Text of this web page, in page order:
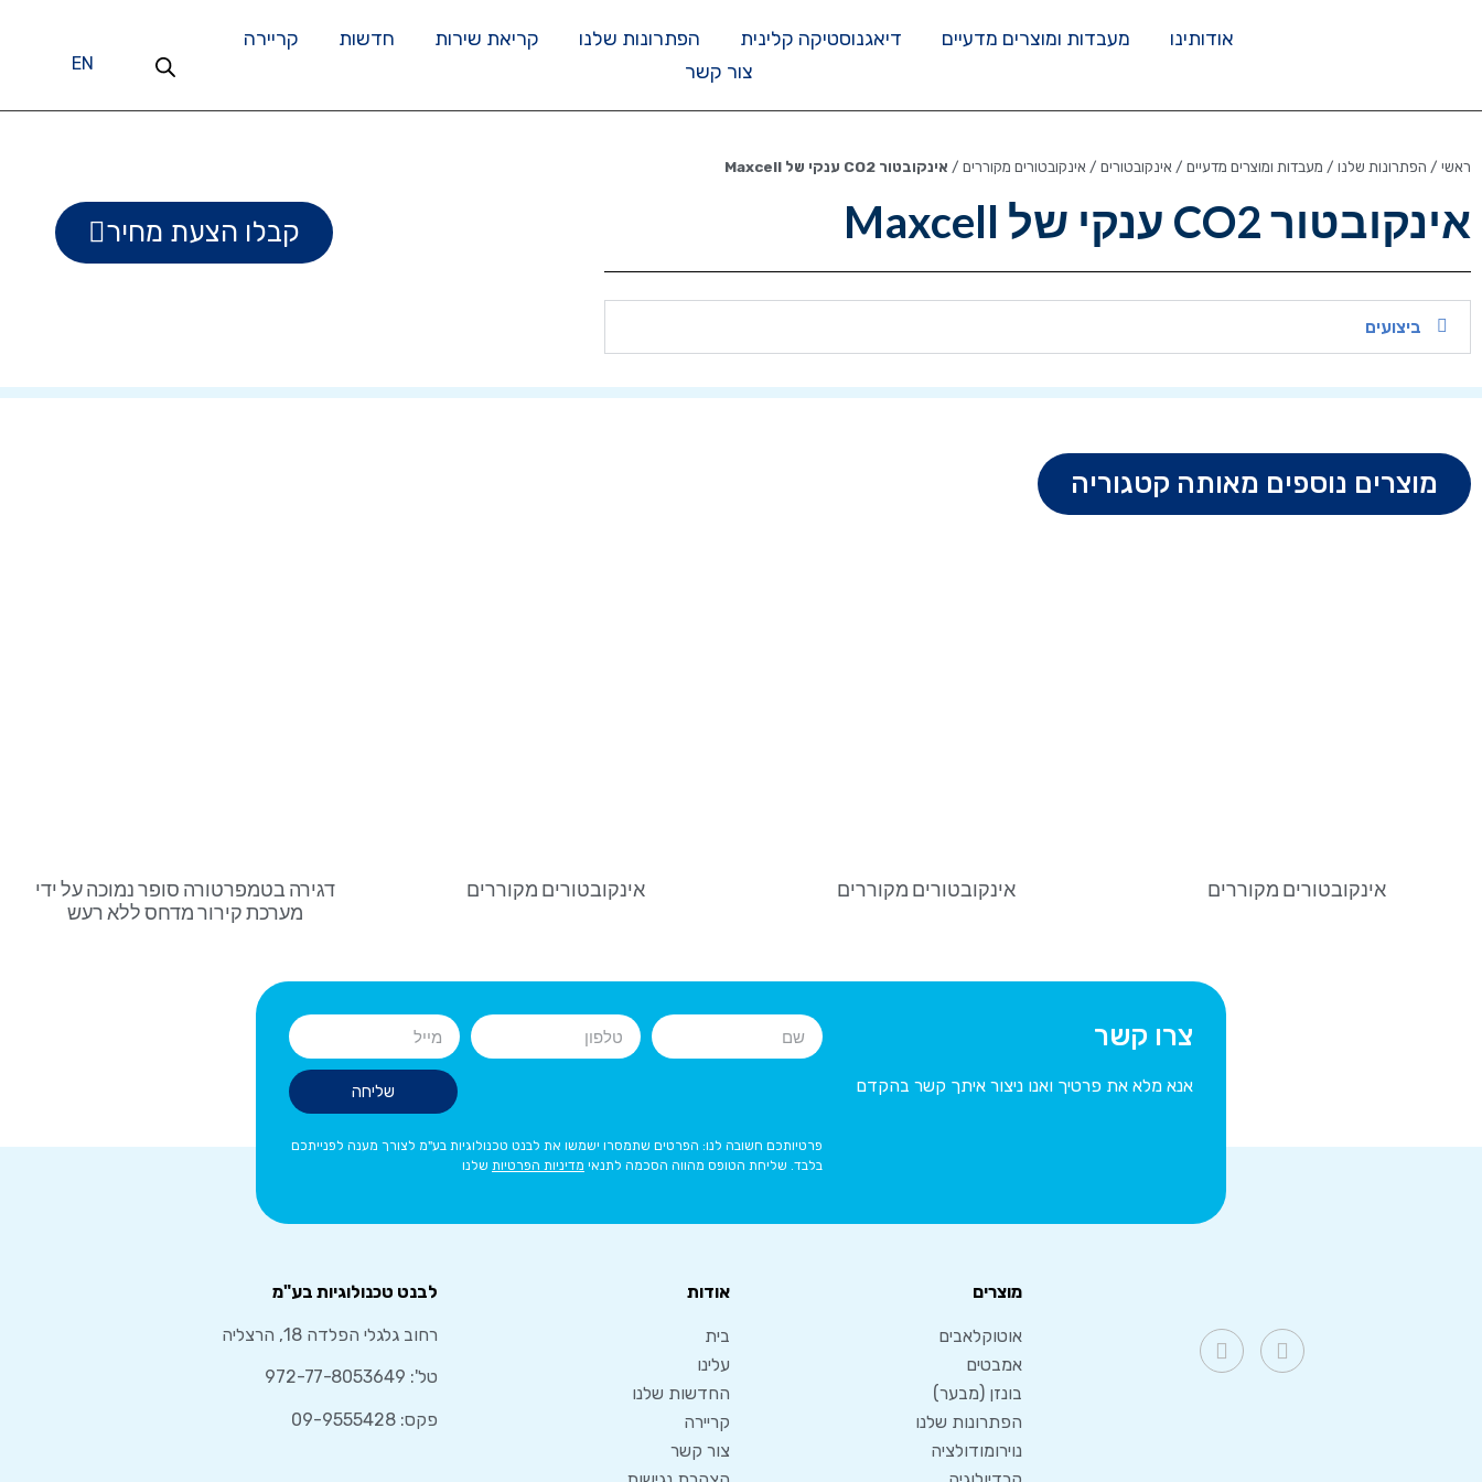
אודותינו מעבדות ומוצרים מדעיים דיאגנוסטיקה קלינית הפתרונות שלנו קריאת שירות חדשות
קריירה
צור קשר
EN
ראשי / הפתרונות שלנו / מעבדות ומוצרים מדעיים / אינקובטורים / אינקובטורים מקוררים / אינקובטור CO2 ענקי של Maxcell
אינקובטור CO2 ענקי של Maxcell
ביצועים
קבלו הצעת מחיר
מוצרים נוספים מאותה קטגוריה
אינקובטורים מקוררים אינקובטורים מקוררים אינקובטורים מקוררים
דגירה בטמפרטורה סופר נמוכה על ידי
מערכת קירור מדחס ללא רעש
צרו קשר
אנא מלא את פרטיך ואנו ניצור איתך קשר בהקדם שליחה
פרטיותכם חשובה לנו: הפרטים שתמסרו ישמשו את לבנט טכנולוגיות בע"מ לצורך מענה לפנייתכם
בלבד. שליחת הטופס מהווה הסכמה לתנאי מדיניות הפרטיות שלנו
מוצרים
אוטוקלאבים
אמבטים
בונזן (מבער)
הפתרונות שלנו
נוירומודולציה
אודות
בית
עלינו
החדשות שלנו
קריירה
צור קשר
לבנט טכנולוגיות בע"מ
רחוב גלגלי הפלדה 18, הרצליה
טל': 972-77-8053649
פקס: 09-9555428